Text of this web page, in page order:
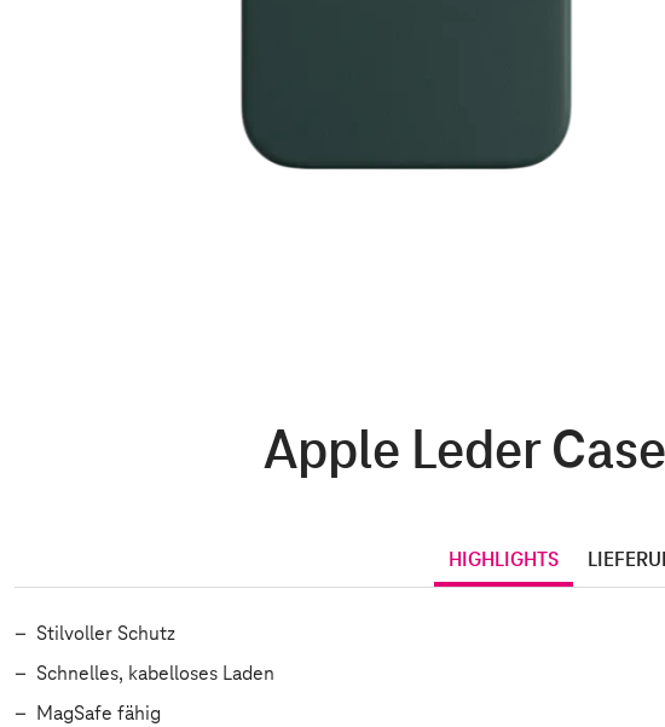
Apple Leder
HIGHLIGHTS
Stilvoller Schutz
Schnelles, kabelloses Laden
MagSafe fähig